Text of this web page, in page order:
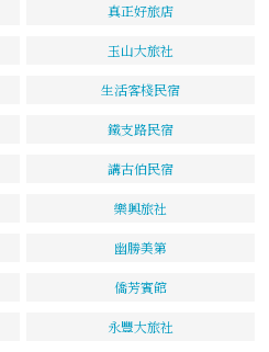
真正好旅店
玉山大旅社
生活客棧民宿
鐵支路民宿
講古伯民宿
樂興旅社
幽勝美第
僑芳賓館
永豐大旅社